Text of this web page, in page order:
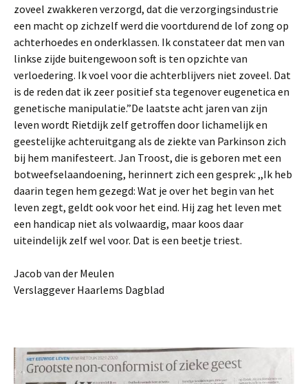
zoveel zwakkeren verzorgd, dat die verzorgingsindustrie
een macht op zichzelf werd die voortdurend de lof zong op
achterhoedes en onderklassen. Ik constateer dat men van
linkse zijde buitengewoon soft is ten opzichte van
verloedering. Ik voel voor die achterblijvers niet zoveel. Dat
is de reden dat ik zeer positief sta tegenover eugenetica en
genetische manipulatie.”De laatste acht jaren van zijn
leven wordt Rietdijk zelf getroffen door lichamelijk en
geestelijke achteruitgang als de ziekte van Parkinson zich
bij hem manifesteert. Jan Troost, die is geboren met een
botweefselaandoening, herinnert zich een gesprek: ,,Ik heb
daarin tegen hem gezegd: Wat je over het begin van het
leven zegt, geldt ook voor het eind. Hij zag het leven met
een handicap niet als volwaardig, maar koos daar
uiteindelijk zelf wel voor. ​Dat is een beetje triest.
Jacob van der Meulen
Verslaggever Haarlems Dagblad